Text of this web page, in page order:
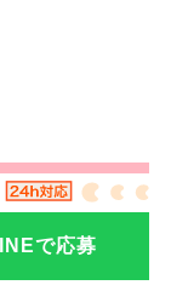
高く提示して
で応募